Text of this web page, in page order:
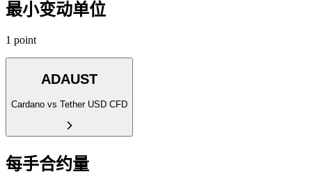
最小变动单位
1 point
ADAUST
Cardano vs Tether USD CFD
每手合约量